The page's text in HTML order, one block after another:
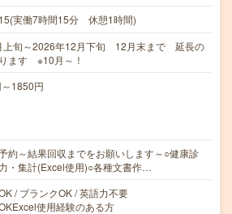
実働7時間15分 休憩1時間)
上旬～2026年12月下旬 12月末まで 延長の
ます ※10月～！
1850円
約～結果回収までをお願いします～○健康診
・集計(Excel使用)○各種文書作…
/ ブランクOK / 英語力不要
使用経験のある方